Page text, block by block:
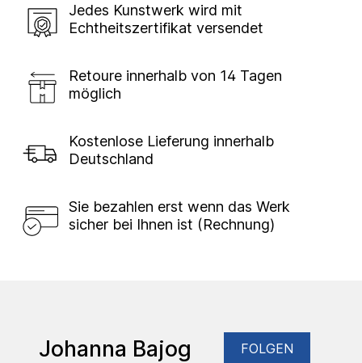
Jedes Kunstwerk wird mit
Echtheitszertifikat versendet
Retoure innerhalb von 14 Tagen
möglich
Kostenlose Lieferung innerhalb
Deutschland
Sie bezahlen erst wenn das Werk
sicher bei Ihnen ist (Rechnung)
Johanna Bajog FOLGEN